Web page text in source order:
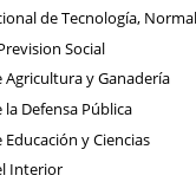
de Tecnología,
Social
y Ganadería
Defensa Pública
y Ciencias
Interior